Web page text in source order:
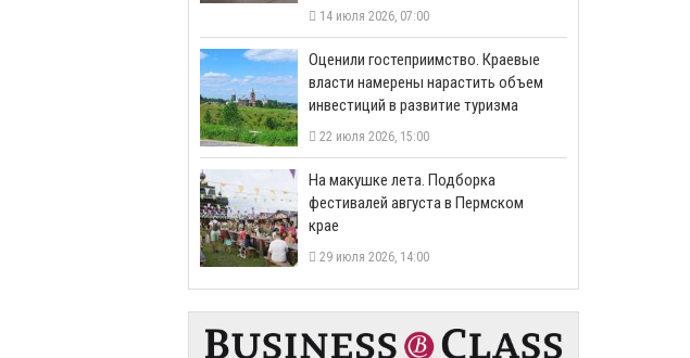
14 июля 2026, 07:00
Оценили гостеприимство. Краевые
власти намерены нарастить объем
инвестиций в развитие туризма
22 июля 2026, 15:00
На макушке лета. Подборка
фестивалей августа в Пермском
крае
29 июля 2026, 14:00